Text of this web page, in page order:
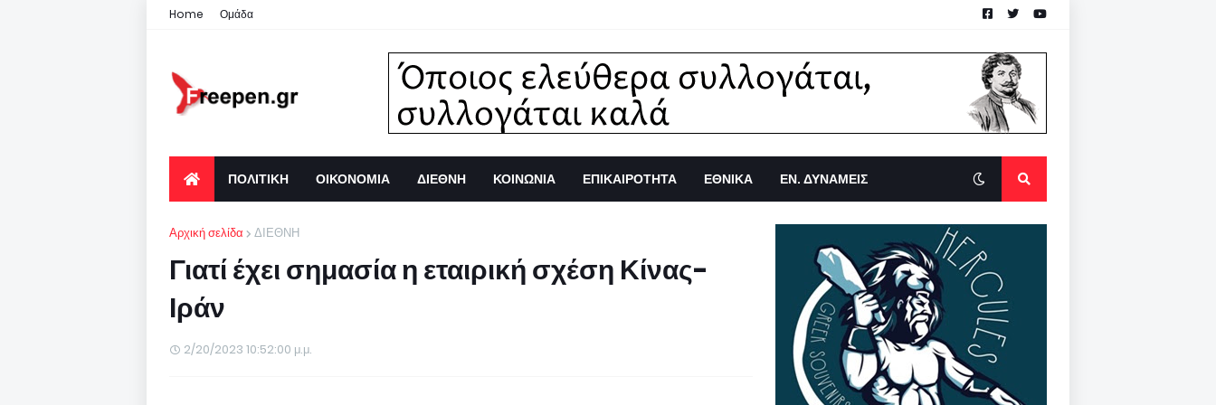
Home Ομάδα
ΠΟΛΙΤΙΚΗ ΟΙΚΟΝΟΜΙΑ ΔΙΕΘΝΗ ΚΟΙΝΩΝΙΑ ΕΠΙΚΑΙΡΟΤΗΤΑ ΕΘΝΙΚΑ ΕΝ. ΔΥΝΑΜΕΙΣ
Αρχική σελίδα ΔΙΕΘΝΗ
Γιατί έχει σημασία η εταιρική σχέση Κίνας-
Ιράν
2/20/2023 10:52:00 μ.μ.